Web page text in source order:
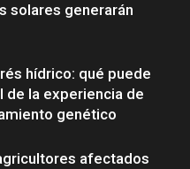
solares generarán
hídrico: qué puede
de la experiencia de
genético
afectados